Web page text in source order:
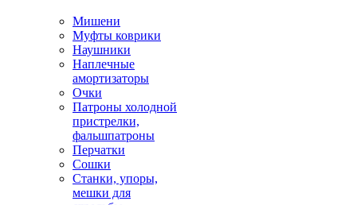
Мишени
Муфты коврики
Наушники
Наплечные
амортизаторы
Очки
Патроны холодной
пристрелки,
фальшпатроны
Перчатки
Сошки
Станки, упоры,
мешки для